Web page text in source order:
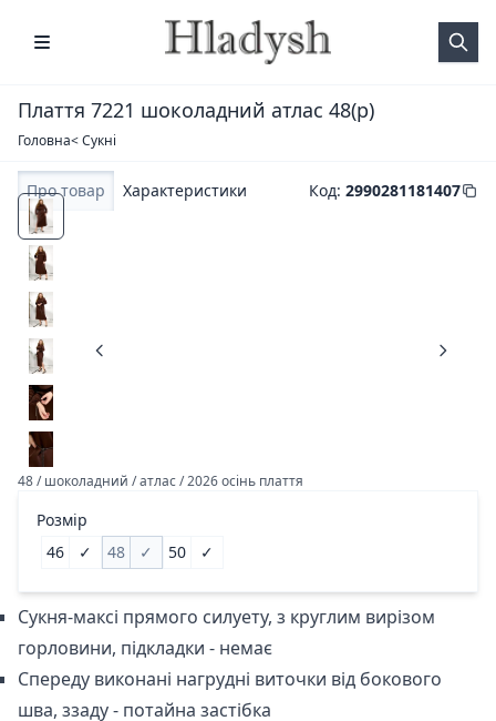
Плаття 7221 шоколадний атлас 48(р)
Головна< Сукні
Про товар Характеристики Код: 2990281181407
48 / шоколадний / атлас / 2026 осінь плаття
Розмір
46
✓ 48 ✓ 50 ✓
Сукня-максі прямого силуету, з круглим вирізом
горловини, підкладки - немає
Спереду виконані нагрудні виточки від бокового
шва, ззаду - потайна застібка